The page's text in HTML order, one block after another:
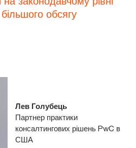
обсягу
Лев Голубець
Партнер практики
консалтингових рішень PwC в
США